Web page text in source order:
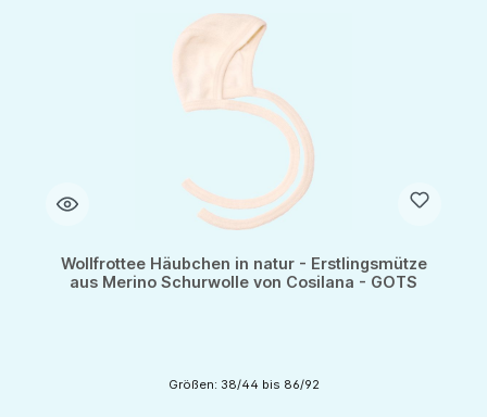
Wollfrottee Häubchen in natur - Erstlingsmütze
aus Merino Schurwolle von Cosilana - GOTS
Größen: 38/44 bis 86/92